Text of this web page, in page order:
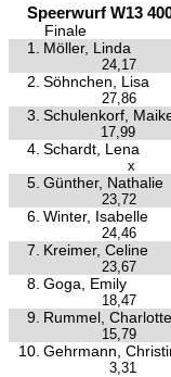
Speerwurf W13
Finale
1.
Möller, Linda
24,17
2. Söhnchen, Lisa
27,86
3. Schulenkorf,
17,99
4. Schardt, Lena
x
5. Günther, Nathalie
23,72
6. Winter, Isabelle
24,46
7. Kreimer, Celine
23,67
8. Goga, Emily
18,47
9. Rummel, Charlotte
15,79
10. Gehrmann,
3,31